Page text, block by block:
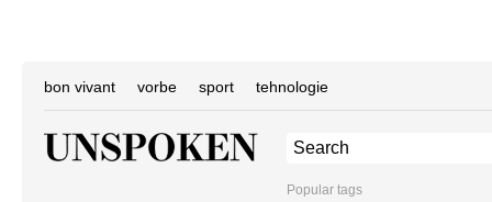
bon vivant vorbe sport tehnologie
Popular tags